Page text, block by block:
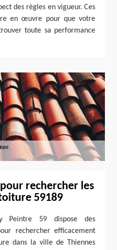
des règles en vigueur. Ces
en œuvre pour que votre
toute sa performance
rechercher les
59189
Peintre 59 dispose des
rechercher efficacement
dans la ville de Thiennes